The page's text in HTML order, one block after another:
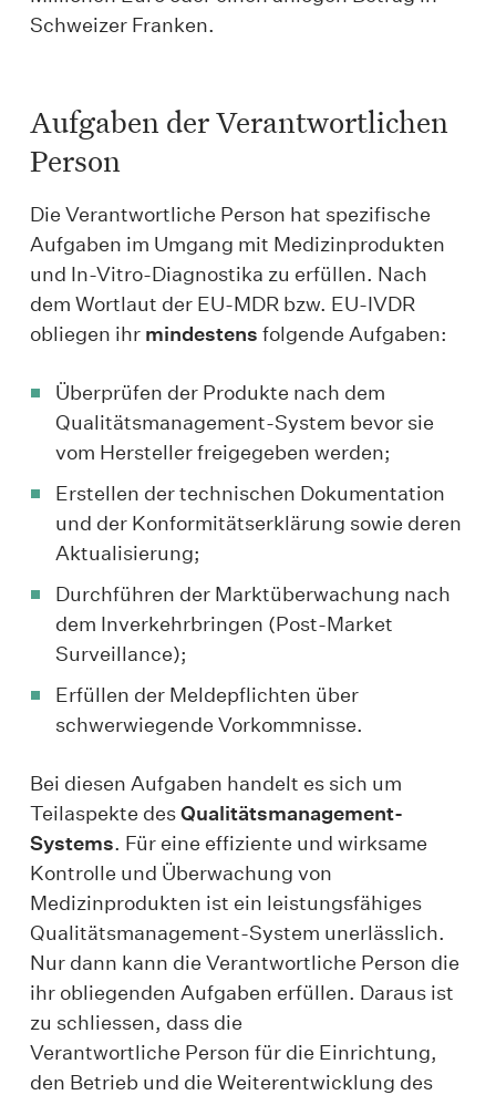
Schweizer Franken.
Aufgaben der Verantwortlichen
Person
Die Verantwortliche Person hat spezifische
Aufgaben im Umgang mit Medizinprodukten
und In-Vitro-Diagnostika zu erfüllen. Nach
dem Wortlaut der EU-MDR bzw. EU-IVDR
obliegen ihr mindestens folgende Aufgaben:
Überprüfen der Produkte nach dem
Qualitätsmanagement-System bevor sie
vom Hersteller freigegeben werden;
Erstellen der technischen Dokumentation
und der Konformitätserklärung sowie deren
Aktualisierung;
Durchführen der Marktüberwachung nach
dem Inverkehrbringen (Post-Market
Surveillance);
Erfüllen der Meldepflichten über
schwerwiegende Vorkommnisse.
Bei diesen Aufgaben handelt es sich um
Teilaspekte desQualitätsmanagement-
Systems. Für eine effiziente und wirksame
Kontrolle und Überwachung von
Medizinprodukten ist ein leistungsfähiges
Qualitätsmanagement-System unerlässlich.
Nur dann kann die Verantwortliche Person die
ihr obliegenden Aufgaben erfüllen. Daraus ist
zu schliessen, dass die
Verantwortliche Person für die Einrichtung,
den Betrieb und die Weiterentwicklung des